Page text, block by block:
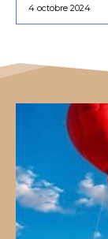
4 octobre 2024